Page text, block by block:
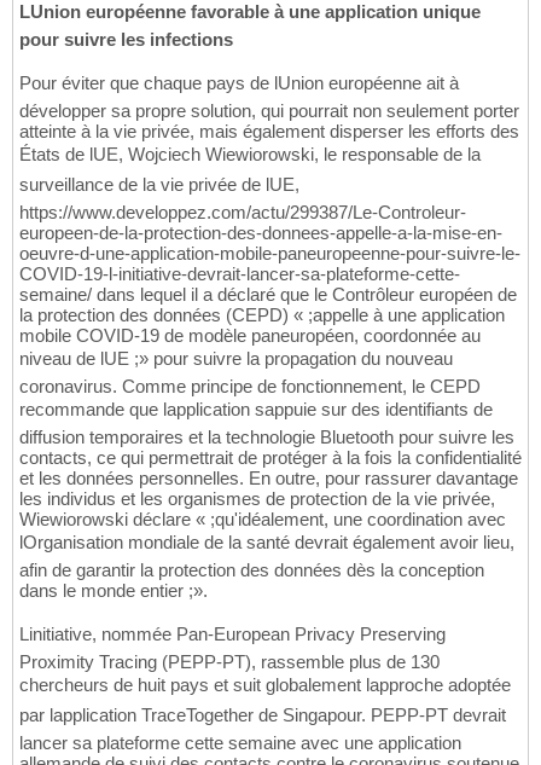
LUnion européenne favorable à une application unique
pour suivre les infections
Pour éviter que chaque pays de lUnion européenne ait à
développer sa propre solution, qui pourrait non seulement porter
atteinte à la vie privée, mais également disperser les efforts des
États de lUE, Wojciech Wiewiorowski, le responsable de la
surveillance de la vie privée de lUE,
https://www.developpez.com/actu/299387/Le-Controleur-
europeen-de-la-protection-des-donnees-appelle-a-la-mise-en-
oeuvre-d-une-application-mobile-paneuropeenne-pour-suivre-le-
COVID-19-l-initiative-devrait-lancer-sa-plateforme-cette-
semaine/ dans lequel il a déclaré que le Contrôleur européen de
la protection des données (CEPD) « ;appelle à une application
mobile COVID-19 de modèle paneuropéen, coordonnée au
niveau de lUE ;» pour suivre la propagation du nouveau
coronavirus. Comme principe de fonctionnement, le CEPD
recommande que lapplication sappuie sur des identifiants de
diffusion temporaires et la technologie Bluetooth pour suivre les
contacts, ce qui permettrait de protéger à la fois la confidentialité
et les données personnelles. En outre, pour rassurer davantage
les individus et les organismes de protection de la vie privée,
Wiewiorowski déclare « ;qu'idéalement, une coordination avec
lOrganisation mondiale de la santé devrait également avoir lieu,
afin de garantir la protection des données dès la conception
dans le monde entier ;».
Linitiative, nommée Pan-European Privacy Preserving
Proximity Tracing (PEPP-PT), rassemble plus de 130
chercheurs de huit pays et suit globalement lapproche adoptée
par lapplication TraceTogether de Singapour. PEPP-PT devrait
lancer sa plateforme cette semaine avec une application